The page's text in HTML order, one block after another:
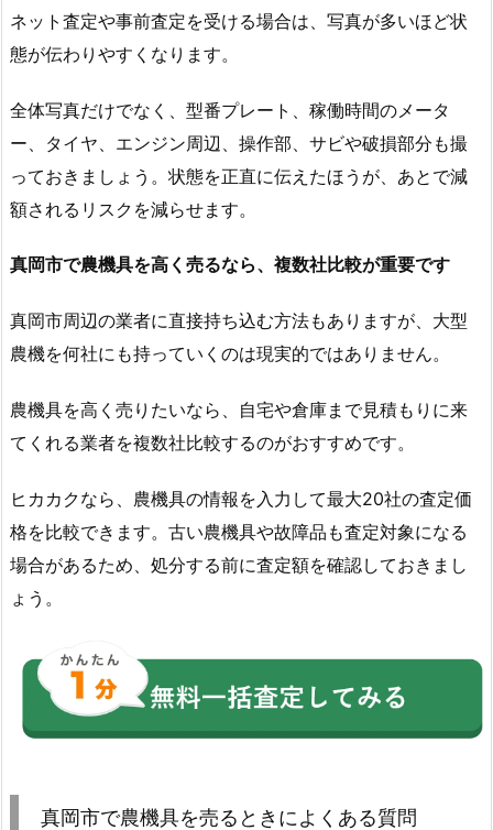
ネット査定や事前査定を受ける場合は、写真が多いほど状
態が伝わりやすくなります。
全体写真だけでなく、型番プレート、稼働時間のメータ
ー、タイヤ、エンジン周辺、操作部、サビや破損部分も撮
っておきましょう。状態を正直に伝えたほうが、あとで減
額されるリスクを減らせます。
真岡市で農機具を高く売るなら、複数社比較が重要です
真岡市周辺の業者に直接持ち込む方法もありますが、大型
農機を何社にも持っていくのは現実的ではありません。
農機具を高く売りたいなら、自宅や倉庫まで見積もりに来
てくれる業者を複数社比較するのがおすすめです。
ヒカカクなら、農機具の情報を入力して最大20社の査定価
格を比較できます。古い農機具や故障品も査定対象になる
場合があるため、処分する前に査定額を確認しておきまし
ょう。
真岡市で農機具を売るときによくある質問